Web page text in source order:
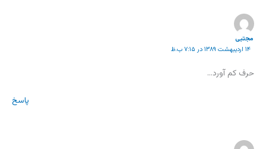
مجتبی
۱۴ اردیبهشت ۱۳۸۹ در ۷:۱۵ ب.ظ
حرف کم آورد…
پاسخ